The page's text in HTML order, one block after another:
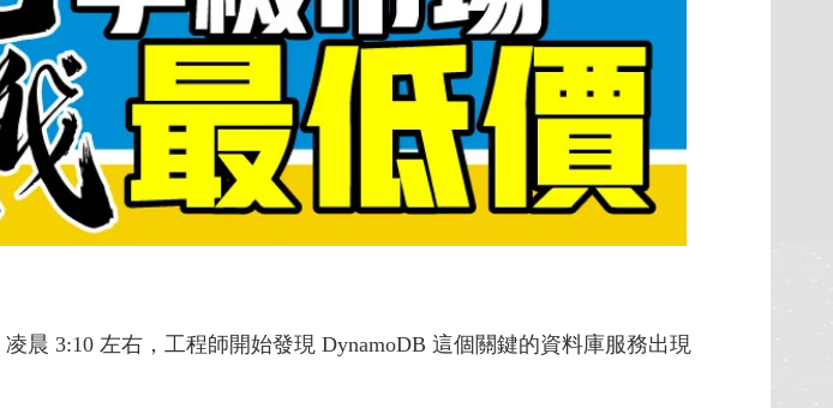
晨 3:10 左右，工程師開始發現 DynamoDB 這個關鍵的資料庫服務出現